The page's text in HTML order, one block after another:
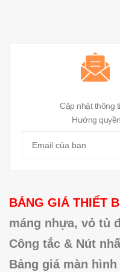
Cập nhật thông
Hưởng
BẢNG GIÁ THIẾT
máng nhựa, vỏ tủ
Công tắc & Nút
Bảng giá màn hình